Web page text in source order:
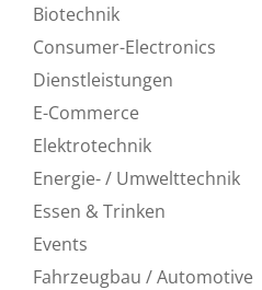
Biotechnik
Consumer-Electronics
Dienstleistungen
E-Commerce
Elektrotechnik
Energie- / Umwelttechnik
Essen & Trinken
Events
Fahrzeugbau / Automotive